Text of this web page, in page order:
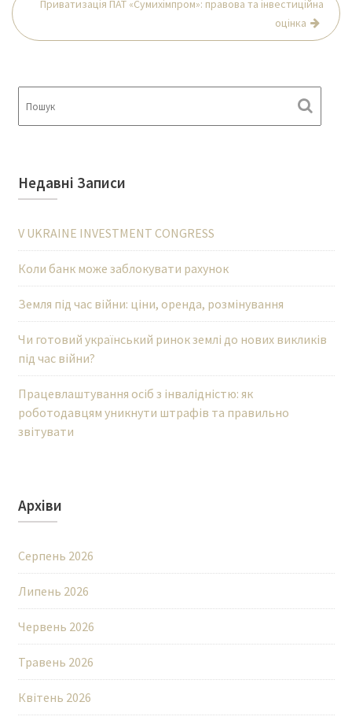
Приватизація ПАТ «Сумихімпром»: правова та інвестиційна
оцінка
Недавні Записи
V UKRAINE INVESTMENT CONGRESS
Коли банк може заблокувати рахунок
Земля під час війни: ціни, оренда, розмінування
Чи готовий український ринок землі до нових викликів
під час війни?
Працевлаштування осіб з інвалідністю: як
роботодавцям уникнути штрафів та правильно
звітувати
Архіви
Серпень 2026
Липень 2026
Червень 2026
Травень 2026
Квітень 2026